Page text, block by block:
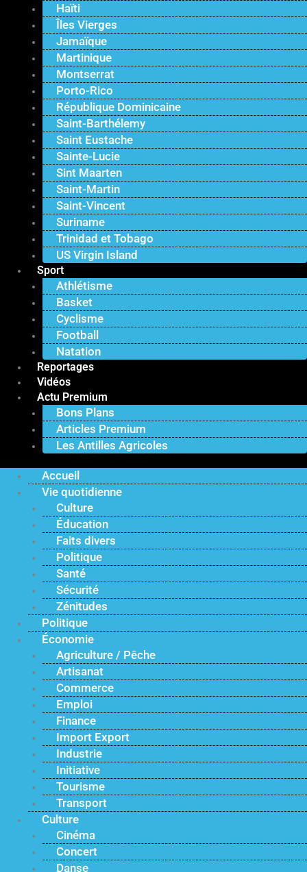
Haïti
Îles Vierges
Jamaïque
Martinique
Montserrat
Porto-Rico
République Dominicaine
Saint-Barthélemy
Saint Eustache
Sainte-Lucie
Sint Maarten
Saint-Martin
Saint-Vincent
Suriname
Trinidad et Tobago
US Virgin Island
Sport
Athlétisme
Basket
Cyclisme
Football
Natation
Reportages
Vidéos
Actu Premium
Bons Plans
Articles Premium
Les Antilles Agricoles
Accueil
Vie quotidienne
Culture
Éducation
Faits divers
Politique
Santé
Sécurité
Zénitudes
Politique
Économie
Agriculture / Pêche
Artisanat
Commerce
Emploi
Finance
Import Export
Industrie
Initiative
Tourisme
Transport
Culture
Cinéma
Concert
Danse